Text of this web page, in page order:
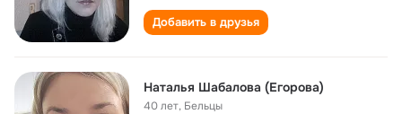
Добавить в друзья
Наталья Шабалова (Егорова)
40 лет, Бельцы